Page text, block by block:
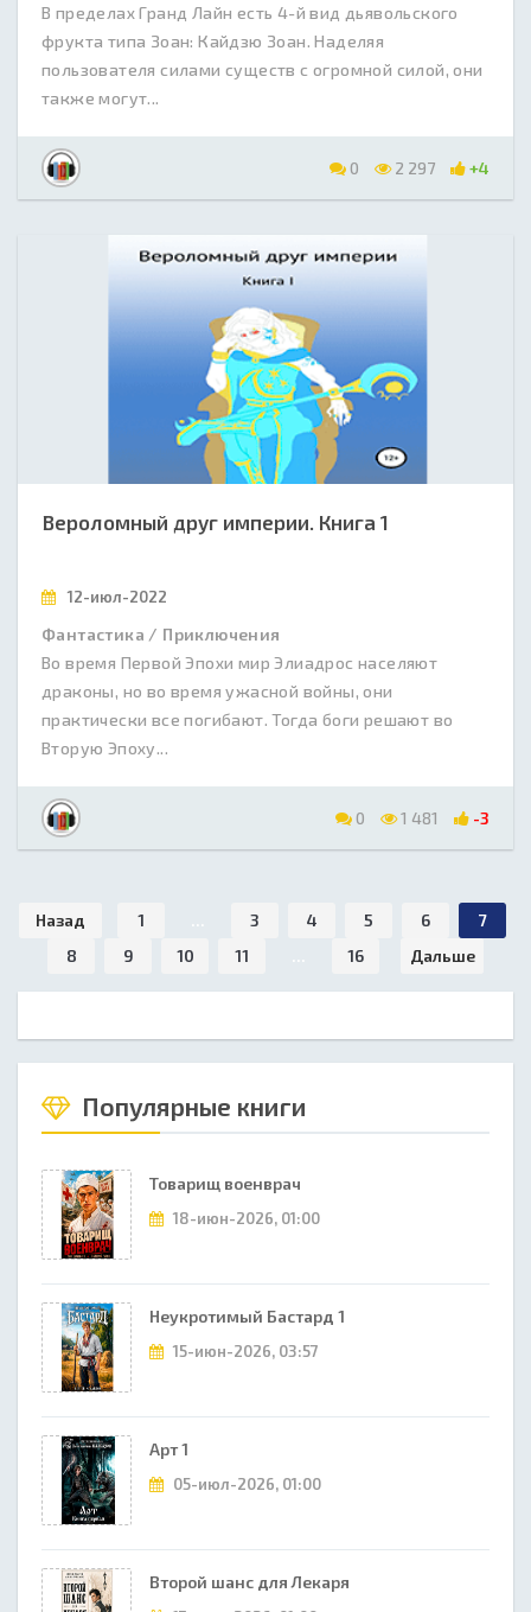
В пределах Гранд Лайн есть 4-й вид дьявольского
фрукта типа Зоан: Кайдзю Зоан. Наделяя
пользователя силами существ с огромной силой, они
также могут...
0 2 297 +4
Вероломный друг империи. Книга 1
12-июл-2022
Фантастика / Приключения
Во время Первой Эпохи мир Элиадрос населяют
драконы, но во время ужасной войны, они
практически все погибают. Тогда боги решают во
Вторую Эпоху...
0 1 481 -3
Назад 1 3 4 5 6
7
8
9 10 11 16 Дальше
Популярные книги
Товарищ военврач
18-июн-2026, 01:00
Неукротимый Бастард 1
15-июн-2026, 03:57
Арт 1
05-июл-2026, 01:00
Второй шанс для Лекаря